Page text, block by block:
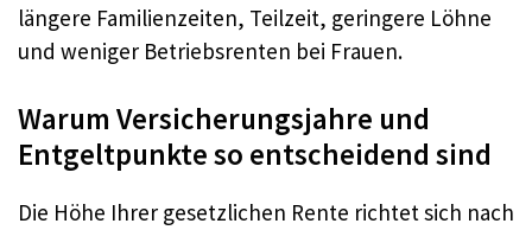
längere Familienzeiten, Teilzeit, geringere Löhne
und weniger Betriebsrenten bei Frauen.
Warum Versicherungsjahre und
Entgeltpunkte so entscheidend sind
Die Höhe Ihrer gesetzlichen Rente richtet sich nach